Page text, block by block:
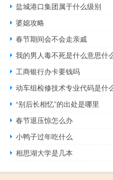
盐城港口集团属于什么级别
婆媳攻略
春节期间会不会走亲戚
我的男人毒不死是什么意思什
工商银行办卡要钱吗
动车组检修技术专业代码是什
“别后长相忆”的出处是哪里
春节退压惊怎么办
小鸭子过年吃什么
相思湖大学是几本